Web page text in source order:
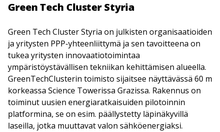
Green Tech Cluster Styria
Green Tech Cluster Styria on julkisten organisaatioiden
ja yritysten PPP-yhteenliittymä ja sen tavoitteena on
tukea yritysten innovaatiotoimintaa
ympäristöystävällisen tekniikan kehittämisen alueella.
GreenTechClusterin toimisto sijaitsee näyttävässä 60 m
korkeassa Science Towerissa Grazissa. Rakennus on
toiminut uusien energiaratkaisuiden pilotoinnin
platformina, se on esim. päällystetty läpinäkyvillä
laseilla, jotka muuttavat valon sähköenergiaksi.